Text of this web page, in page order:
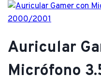
Auricular
Micrófono